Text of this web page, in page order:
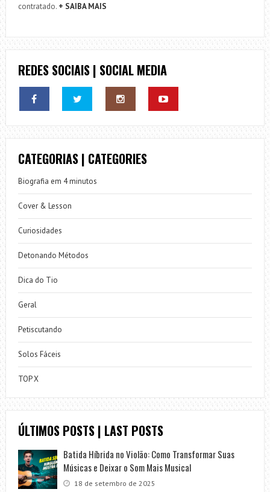
contratado. + SAIBA MAIS
REDES SOCIAIS | SOCIAL MEDIA
CATEGORIAS | CATEGORIES
Biografia em 4 minutos
Cover & Lesson
Curiosidades
Detonando Métodos
Dica do Tio
Geral
Petiscutando
Solos Fáceis
TOP X
ÚLTIMOS POSTS | LAST POSTS
Batida Híbrida no Violão: Como Transformar Suas
Músicas e Deixar o Som Mais Musical
18 de setembro de 2025